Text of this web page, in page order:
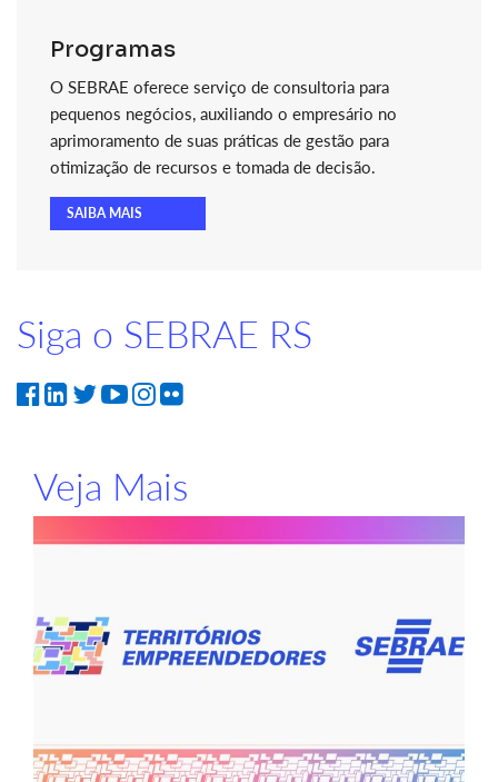
Programas
O SEBRAE oferece serviço de consultoria para
pequenos negócios, auxiliando o empresário no
aprimoramento de suas práticas de gestão para
otimização de recursos e tomada de decisão.
SAIBA MAIS
Siga o SEBRAE RS
Veja Mais